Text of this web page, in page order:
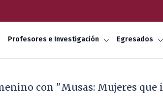
Profesores e Investigación Egresados
con "Musas: Mujeres